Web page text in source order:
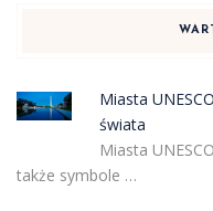
Miasta
świata
Miasta
także symbole …